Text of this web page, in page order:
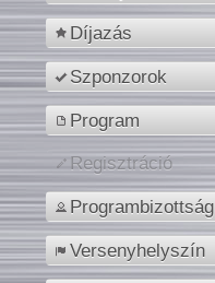
Díjazás
Szponzorok
Program
Regisztráció
Programbizottság
Versenyhelyszín